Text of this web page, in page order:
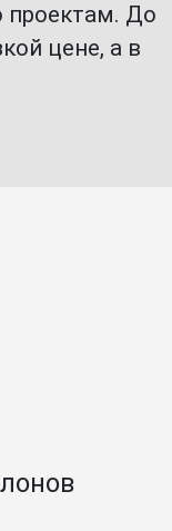
проектам. До
цене, а в